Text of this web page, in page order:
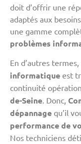
doit d’offrir une
adaptés aux
une gamme
problèmes
En d’autres termes,
informatique est
continuité
de-Seine. Donc,
dépannage qu’il
performance de
Nos techniciens